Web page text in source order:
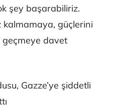
şey başarabiliriz.
kalmamaya, güçlerini
davet
Gazze’ye şiddetli